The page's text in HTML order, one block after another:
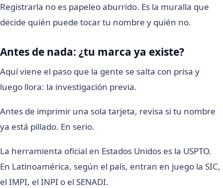
Registrarla no es papeleo aburrido. Es la muralla que
decide quién puede tocar tu nombre y quién no.
Antes de nada: ¿tu marca ya existe?
Aquí viene el paso que la gente se salta con prisa y
luego llora: la investigación previa.
Antes de imprimir una sola tarjeta, revisa si tu nombre
ya está pillado. En serio.
La herramienta oficial en Estados Unidos es la USPTO.
En Latinoamérica, según el país, entran en juego la SIC,
el IMPI, el INPI o el SENADI.